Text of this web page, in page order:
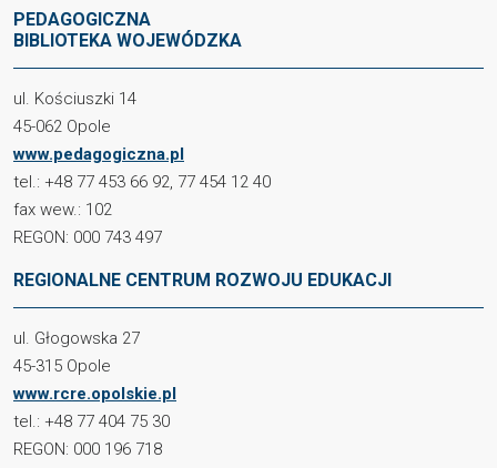
PEDAGOGICZNA
BIBLIOTEKA WOJEWÓDZKA
ul. Kościuszki 14
45-062 Opole
www.pedagogiczna.pl
tel.: +48 77 453 66 92, 77 454 12 40
fax wew.: 102
REGON: 000 743 497
REGIONALNE CENTRUM ROZWOJU EDUKACJI
ul. Głogowska 27
45-315 Opole
www.rcre.opolskie.pl
tel.: +48 77 404 75 30
REGON: 000 196 718